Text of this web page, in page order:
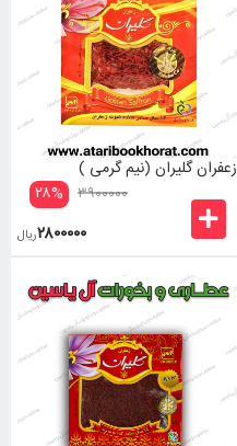
زعفران گلیران (نیم گرمی )
۳۹۰۰۰۰۰ ۲۸%
۲۸۰۰۰۰۰ریال